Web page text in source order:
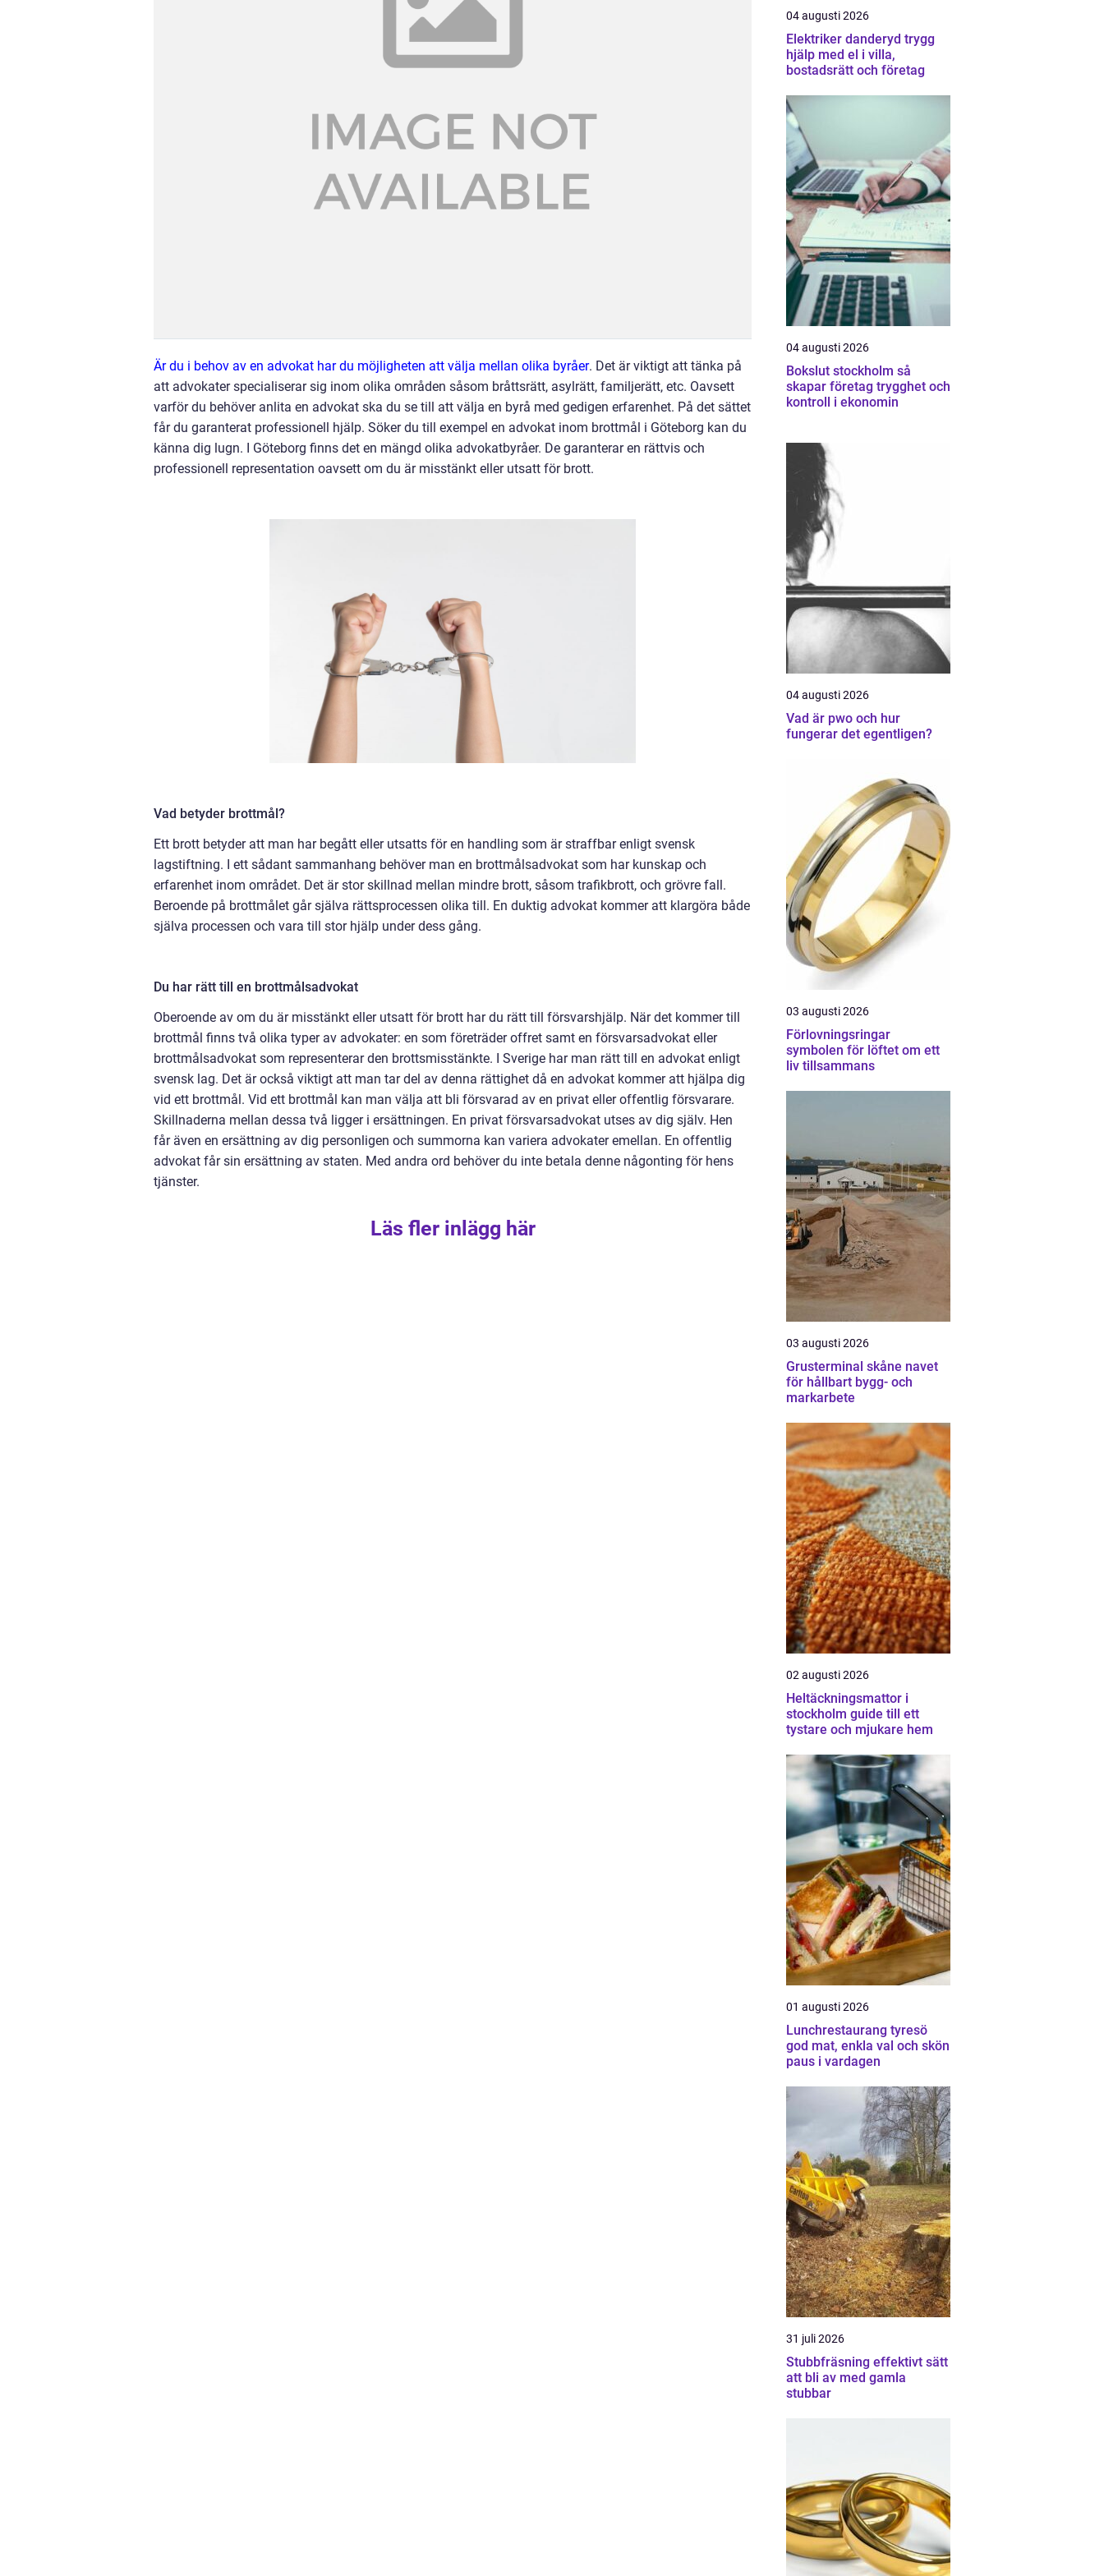
Är du i behov av en advokat har du möjligheten att välja mellan olika byråer. Det är viktigt att tänka på
att advokater specialiserar sig inom olika områden såsom bråttsrätt, asylrätt, familjerätt, etc. Oavsett
varför du behöver anlita en advokat ska du se till att välja en byrå med gedigen erfarenhet. På det sättet
får du garanterat professionell hjälp. Söker du till exempel en advokat inom brottmål i Göteborg kan du
känna dig lugn. I Göteborg finns det en mängd olika advokatbyråer. De garanterar en rättvis och
professionell representation oavsett om du är misstänkt eller utsatt för brott.
Vad betyder brottmål?
Ett brott betyder att man har begått eller utsatts för en handling som är straffbar enligt svensk
lagstiftning. I ett sådant sammanhang behöver man en brottmålsadvokat som har kunskap och
erfarenhet inom området. Det är stor skillnad mellan mindre brott, såsom trafikbrott, och grövre fall.
Beroende på brottmålet går själva rättsprocessen olika till. En duktig advokat kommer att klargöra både
själva processen och vara till stor hjälp under dess gång.
Du har rätt till en brottmålsadvokat
Oberoende av om du är misstänkt eller utsatt för brott har du rätt till försvarshjälp. När det kommer till
brottmål finns två olika typer av advokater: en som företräder offret samt en försvarsadvokat eller
brottmålsadvokat som representerar den brottsmisstänkte. I Sverige har man rätt till en advokat enligt
svensk lag. Det är också viktigt att man tar del av denna rättighet då en advokat kommer att hjälpa dig
vid ett brottmål. Vid ett brottmål kan man välja att bli försvarad av en privat eller offentlig försvarare.
Skillnaderna mellan dessa två ligger i ersättningen. En privat försvarsadvokat utses av dig själv. Hen
får även en ersättning av dig personligen och summorna kan variera advokater emellan. En offentlig
advokat får sin ersättning av staten. Med andra ord behöver du inte betala denne någonting för hens
tjänster.
Läs fler inlägg här
04 augusti 2026
Elektriker danderyd trygg
hjälp med el i villa,
bostadsrätt och företag
04 augusti 2026
Bokslut stockholm så
skapar företag trygghet och
kontroll i ekonomin
04 augusti 2026
Vad är pwo och hur
fungerar det egentligen?
03 augusti 2026
Förlovningsringar
symbolen för löftet om ett
liv tillsammans
03 augusti 2026
Grusterminal skåne navet
för hållbart bygg- och
markarbete
02 augusti 2026
Heltäckningsmattor i
stockholm guide till ett
tystare och mjukare hem
01 augusti 2026
Lunchrestaurang tyresö
god mat, enkla val och skön
paus i vardagen
31 juli 2026
Stubbfräsning effektivt sätt
att bli av med gamla
stubbar